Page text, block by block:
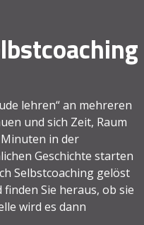
lehren“ an mehreren
und sich Zeit, Raum
in der
Geschichte starten
Selbstcoaching gelöst
Sie heraus, ob sie
wird es dann